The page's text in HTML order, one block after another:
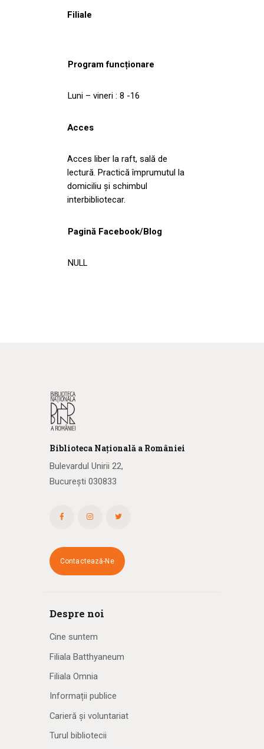
Filiale
Program funcționare
Luni – vineri : 8 -16
Acces
Acces liber la raft, sală de
lectură. Practică împrumutul la
domiciliu şi schimbul
interbibliotecar.
Pagină Facebook/Blog
NULL
Biblioteca Națională a României
Bulevardul Unirii 22,
București 030833
Contactează-Ne
Despre noi
Cine suntem
Filiala Batthyaneum
Filiala Omnia
Informații publice
Carieră și voluntariat
Turul bibliotecii